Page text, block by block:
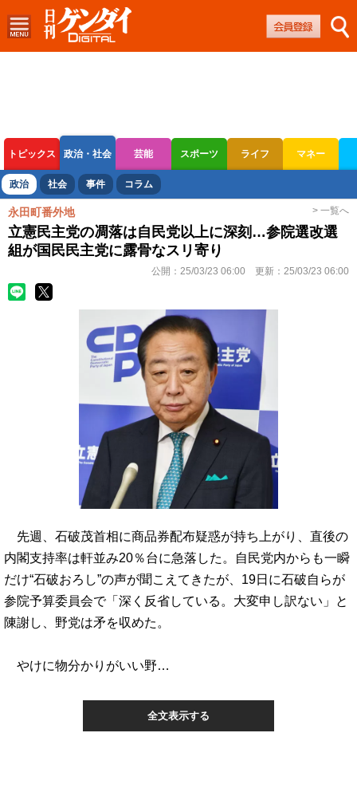
トピックス 政治・社会 芸能 スポーツ ライフ マネー
ボートレース 競輪 オートレース
政治 社会 事件 コラム
永田町番外地 > 一覧へ
立憲民主党の凋落は自民党以上に深刻…参院選改選
組が国民民主党に露骨なスリ寄り
公開： 25/03/23 06:00 更新： 25/03/23 06:00
先週、石破茂首相に商品券配布疑惑が持ち上がり、直後の
内閣支持率は軒並み20％台に急落した。自民党内からも一瞬
だけ“石破おろし”の声が聞こえてきたが、19日に石破自らが
参院予算委員会で「深く反省している。大変申し訳ない」と
陳謝し、野党は矛を収めた。
やけに物分かりがいい野…
全文表示する